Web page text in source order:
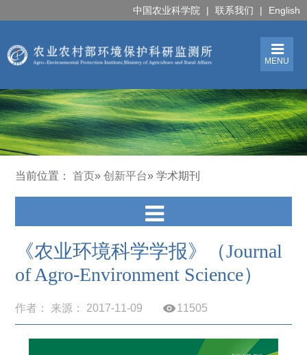
中国农业科学院 | 联系我们 | English
MENU
当前位置：首页»创新平台» 学术期刊
《农业环境科学学报》（Journal
of Agro-Environment Science）
作者： 来源： 2017-11-09 11505